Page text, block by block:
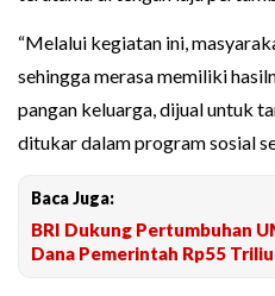
“Melalui kegiatan ini,
sehingga merasa memiliki
pangan keluarga, dijual untuk
ditukar dalam program sosial
Baca Juga:
BRI Dukung Pertumbuhan
Dana Pemerintah Rp55